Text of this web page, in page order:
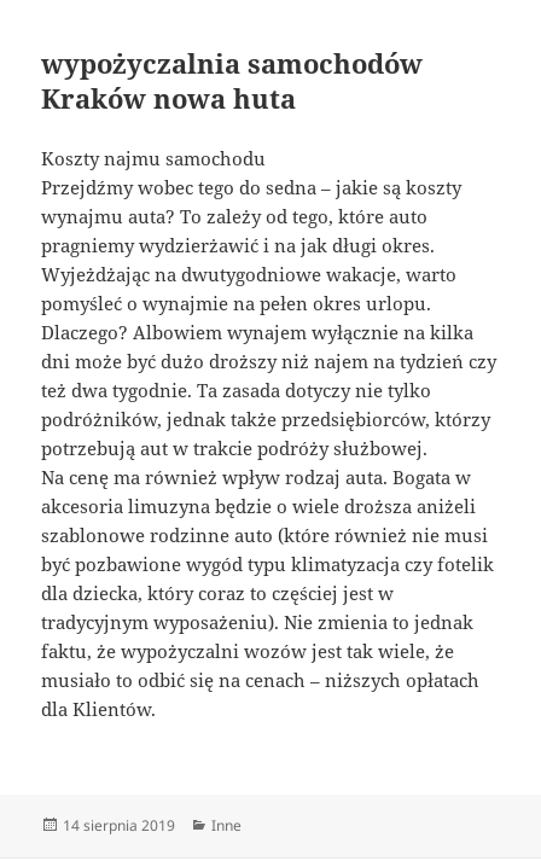
wypożyczalnia samochodów
Kraków nowa huta
Koszty najmu samochodu
Przejdźmy wobec tego do sedna – jakie są koszty
wynajmu auta? To zależy od tego, które auto
pragniemy wydzierżawić i na jak długi okres.
Wyjeżdżając na dwutygodniowe wakacje, warto
pomyśleć o wynajmie na pełen okres urlopu.
Dlaczego? Albowiem wynajem wyłącznie na kilka
dni może być dużo droższy niż najem na tydzień czy
też dwa tygodnie. Ta zasada dotyczy nie tylko
podróżników, jednak także przedsiębiorców, którzy
potrzebują aut w trakcie podróży służbowej.
Na cenę ma również wpływ rodzaj auta. Bogata w
akcesoria limuzyna będzie o wiele droższa aniżeli
szablonowe rodzinne auto (które również nie musi
być pozbawione wygód typu klimatyzacja czy fotelik
dla dziecka, który coraz to częściej jest w
tradycyjnym wyposażeniu). Nie zmienia to jednak
faktu, że wypożyczalni wozów jest tak wiele, że
musiało to odbić się na cenach – niższych opłatach
dla Klientów.
Data
14 sierpnia 2019 Kategorie
Inne